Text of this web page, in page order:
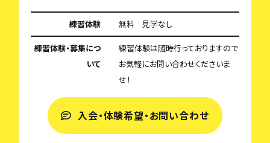
練習体験 無料 見学なし
練習体験・募集につ
いて
練習体験は随時行っておりますので
お気軽にお問い合わせくださいま
せ！
入会・体験希望・お問い合わせ